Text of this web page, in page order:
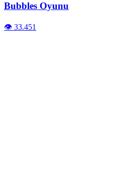
Bubbles Oyunu
👁️ 33.451